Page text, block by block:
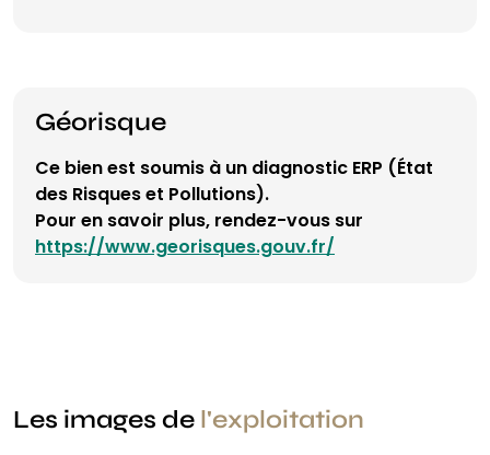
Géorisque
Ce bien est soumis à un diagnostic ERP (État
des Risques et Pollutions).
Pour en savoir plus, rendez-vous sur
https://www.georisques.gouv.fr/
Les images de l'exploitation